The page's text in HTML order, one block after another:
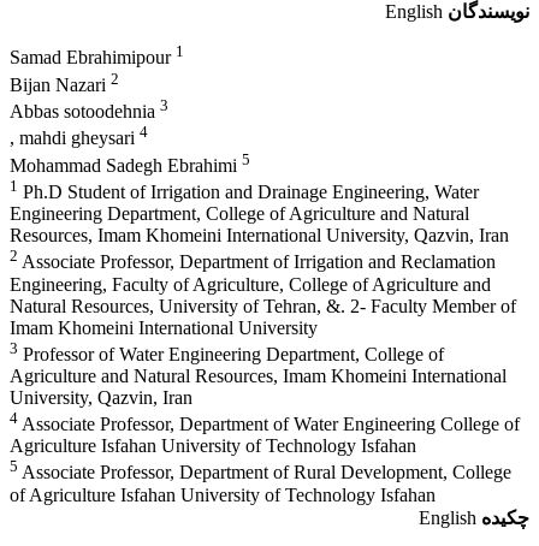
نویسندگان English
Samad Ebrahimipour 1
Bijan Nazari 2
Abbas sotoodehnia 3
, mahdi gheysari 4
Mohammad Sadegh Ebrahimi 5
1 Ph.D Student of Irrigation and Drainage Engineering, Water
Engineering Department, College of Agriculture and Natural
Resources, Imam Khomeini International University, Qazvin, Iran
2 Associate Professor, Department of Irrigation and Reclamation
Engineering, Faculty of Agriculture, College of Agriculture and
Natural Resources, University of Tehran, &. 2- Faculty Member of
Imam Khomeini International University
3 Professor of Water Engineering Department, College of
Agriculture and Natural Resources, Imam Khomeini International
University, Qazvin, Iran
4 Associate Professor, Department of Water Engineering College of
Agriculture Isfahan University of Technology Isfahan
5 Associate Professor, Department of Rural Development, College
of Agriculture Isfahan University of Technology Isfahan
چکیده English